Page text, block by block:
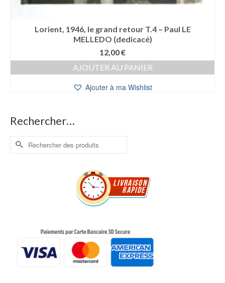
Lorient, 1946, le grand retour T.4 – Paul LE
MELLEDO (dedicacé)
12,00€
AJOUTER AU PANIER
Ajouter à ma Wishlist
Rechercher…
Rechercher :